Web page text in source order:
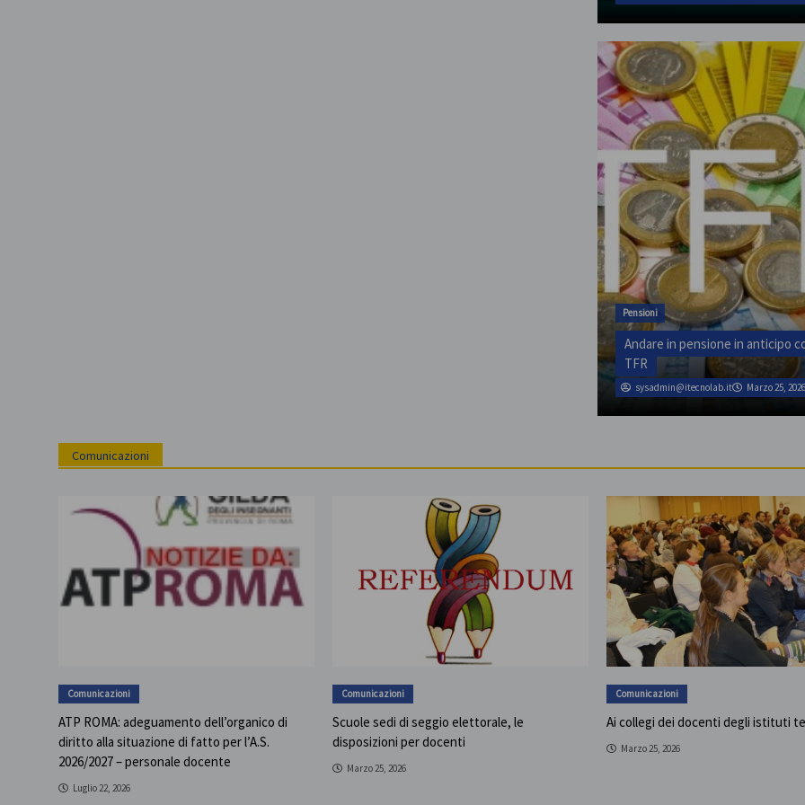
Pensioni
Andare in pensione in anticipo
TFR
sysadmin@itecnolab.it Marzo 25, 2026
Comunicazioni
Comunicazioni
ATP ROMA: adeguamento dell’organico di
diritto alla situazione di fatto per l’A.S.
2026/2027 – personale docente
Luglio 22, 2026
Comunicazioni
Scuole sedi di seggio elettorale, le
disposizioni per docenti
Marzo 25, 2026
Comunicazioni
Ai collegi dei docenti degli istituti
Marzo 25, 2026